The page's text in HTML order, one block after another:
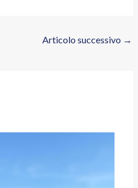
Articolo successivo →